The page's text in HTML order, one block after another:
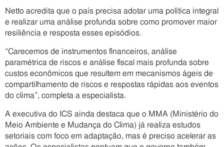
Netto acredita que o país precisa adotar uma política integral
e realizar uma análise profunda sobre como promover maior
resiliência e resposta esses episódios.
“Carecemos de instrumentos financeiros, análise
paramétrica de riscos e análise fiscal mais profunda sobre
custos econômicos que resultem em mecanismos ágeis de
compartilhamento de riscos e respostas rápidas aos eventos
do clima”, completa a especialista.
A executiva do ICS ainda destaca que o MMA (Ministério do
Meio Ambiente e Mudança do Clima) já realiza estudos
setoriais com foco em adaptação, mas é preciso acelerar as